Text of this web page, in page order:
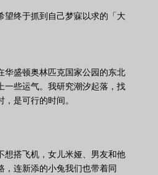
望终于抓到自己梦寐以求的「大
华盛顿奥林匹克国家公园的东北
一些运气。我研究潮汐起落，找
是可行的时间。
想搭飞机，女儿米娅、男友和他
，连新添的小兔我们也带着同